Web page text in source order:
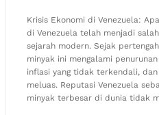
Krisis Ekonomi di Venezuela:
di Venezuela telah menjadi
sejarah modern. Sejak
minyak ini mengalami
inflasi yang tidak terkendali,
meluas. Reputasi Venezuela
minyak terbesar di dunia tidak